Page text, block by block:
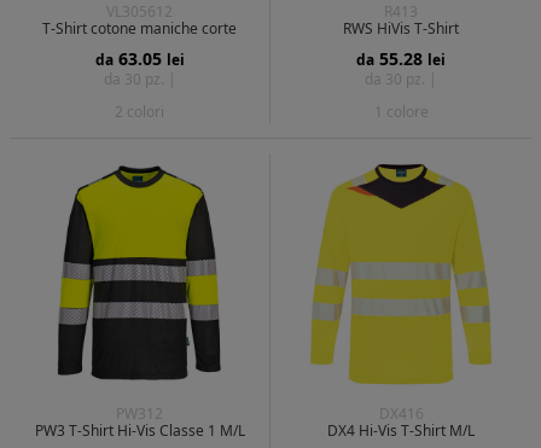
VL305612
T-Shirt cotone maniche corte
da 63.05 lei
da 30 pz. |
2 colori
R413
RWS HiVis T-Shirt
da 55.28 lei
da 30 pz. |
1 colore
PW312
PW3 T-Shirt Hi-Vis Classe 1 M/L
DX416
DX4 Hi-Vis T-Shirt M/L